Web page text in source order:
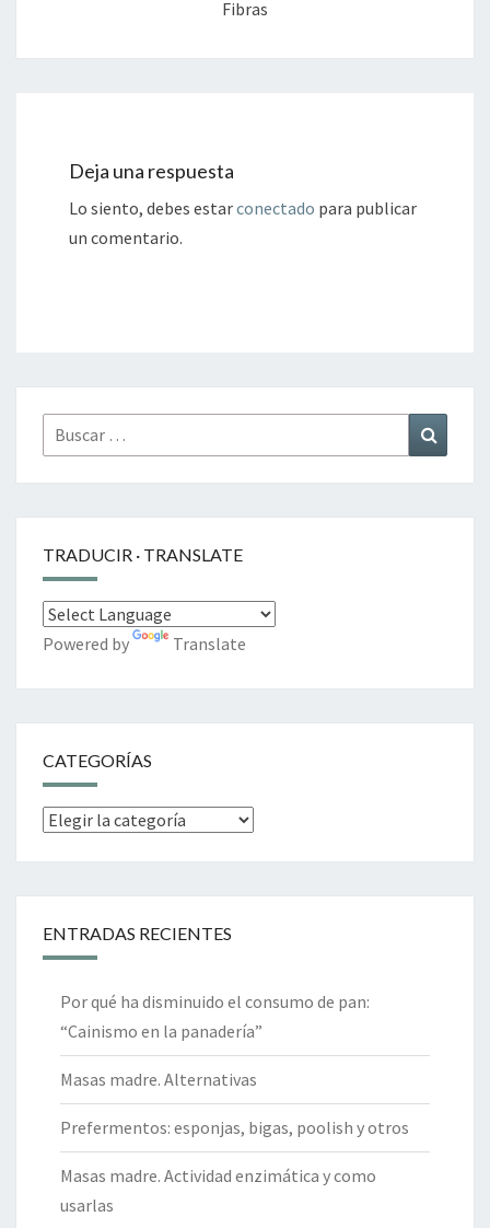
Fibras
Deja una respuesta
Lo siento, debes estarconectado para publicar
un comentario.
Buscar
por:
TRADUCIR · TRANSLATE
Powered by Translate
CATEGORÍAS
Categorías
ENTRADAS RECIENTES
Por qué ha disminuido el consumo de pan:
“Cainismo en la panadería”
Masas madre. Alternativas
Prefermentos: esponjas, bigas, poolish y otros
Masas madre. Actividad enzimática y como
usarlas